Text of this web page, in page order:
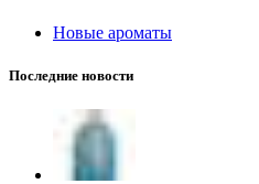
Новые ароматы
Последние новости